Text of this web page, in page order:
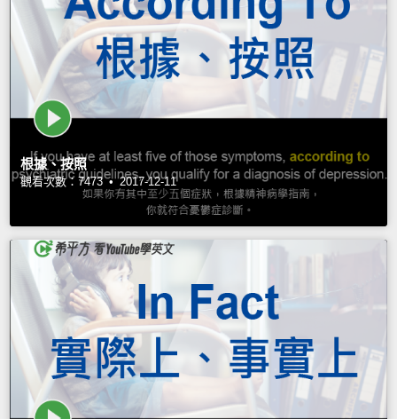
根據、按照
觀看次數：7473 • 2017-12-11